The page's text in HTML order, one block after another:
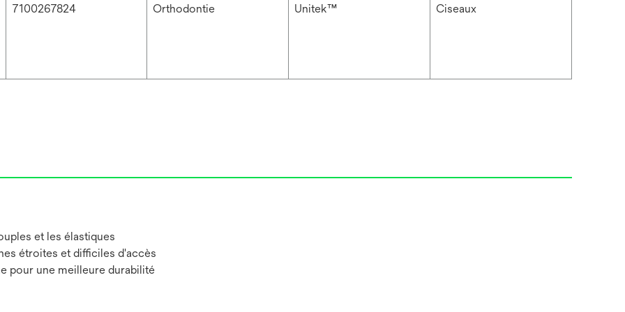
7100267824 Orthodontie Unitek™ Ciseaux
et les élastiques
étroites et difficiles d'accès
pour une meilleure durabilité